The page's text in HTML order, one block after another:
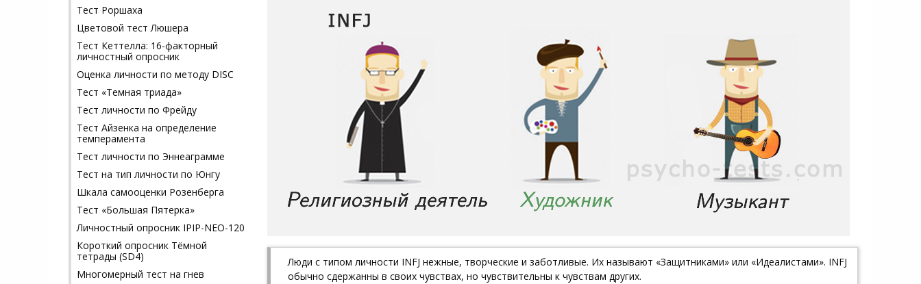
Тест Роршаха
Цветовой тест Люшера
Тест Кеттелла: 16-факторный
личностный опросник
Оценка личности по методу DISC
Тест «Темная триада»
Тест личности по Фрейду
Тест Айзенка на определение
темперамента
Тест личности по Эннеаграмме
Тест на тип личности по Юнгу
Шкала самооценки Розенберга
Тест «Большая Пятерка»
Личностный опросник IPIP-NEO-120
Короткий опросник Тёмной
тетрады (SD4)
Многомерный тест на гнев
Люди с типом личности INFJ нежные, творческие и заботливые. Их называют «Защитниками» или «Идеалистами». INFJ
обычно сдержанны в своих чувствах, но чувствительны к чувствам других.